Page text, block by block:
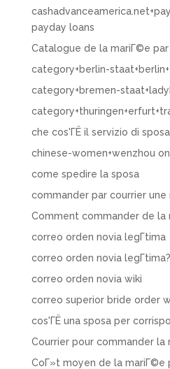
payday loans
Catalogue de la mariГ©e
category+berlin-
category+bremen-
che cos'ГЁ il servizio di
chinese-women+wenzhou
come spedire la sposa
commander par courrier une
Comment commander de la
correo orden novia legГ­tima
correo orden novia legГ­tima?
correo orden novia wiki
correo superior bride order
cos'ГЁ una sposa per
Courrier pour commander la
CoГ»t moyen de la mariГ©e